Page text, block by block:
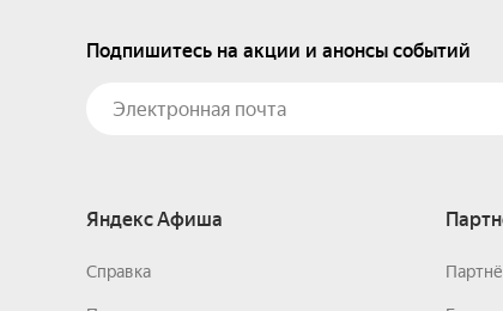
Подпишитесь на акции и анонсы событий
Яндекс Афиша
Справка